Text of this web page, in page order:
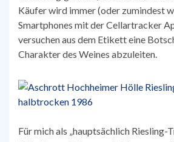
Käufer wird immer (oder zumindest
Smartphones mit der Cellartracker
versuchen aus dem Etikett eine
Charakter des Weines abzuleiten.
Für mich als „hauptsächlich Riesling-